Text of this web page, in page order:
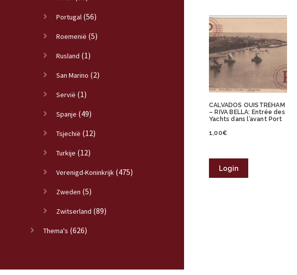
Portugal (56)
Roemenië (5)
Rusland (1)
San Marino (2)
Servië (1)
Spanje (49)
Tsjechië (12)
Turkije (12)
Verenigd-Koninkrijk (475)
Zweden (5)
Zwitserland (89)
Thema's (626)
CALVADOS OUISTREHAM
– RIVA BELLA: Entrée des
Yachts dans l’avant Port
1,00€
Login